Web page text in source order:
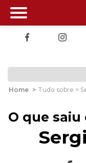
Home > Tudo sobre >
O que